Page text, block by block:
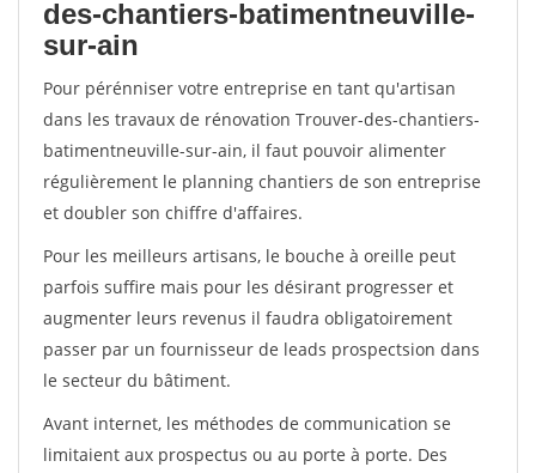
des-chantiers-batimentneuville-
sur-ain
Pour pérénniser votre entreprise en tant qu'artisan
dans les travaux de rénovation Trouver-des-chantiers-
batimentneuville-sur-ain, il faut pouvoir alimenter
régulièrement le planning chantiers de son entreprise
et doubler son chiffre d'affaires.
Pour les meilleurs artisans, le bouche à oreille peut
parfois suffire mais pour les désirant progresser et
augmenter leurs revenus il faudra obligatoirement
passer par un fournisseur de leads prospectsion dans
le secteur du bâtiment.
Avant internet, les méthodes de communication se
limitaient aux prospectus ou au porte à porte. Des